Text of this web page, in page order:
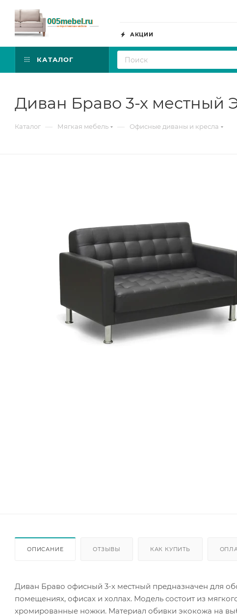
АКЦИИ
КАТАЛОГ
Диван Браво 3-х местный
Каталог — Мягкая мебель — Офисные диваны и кресла
ОПИСАНИЕ ОТЗЫВЫ КАК КУПИТЬ
Диван Браво офисный 3-х местный предназначен для
помещениях, офисах и холлах. Модель состоит из
хромированные ножки. Материал обивки экокожа на